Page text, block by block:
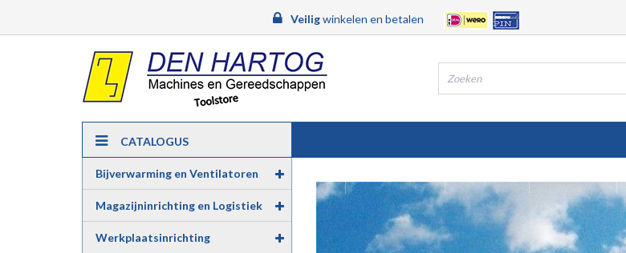
Veiligwinkelen en betalen
CATALOGUS
Bijverwarming en Ventilatoren
Magazijninrichting en Logistiek
Werkplaatsinrichting